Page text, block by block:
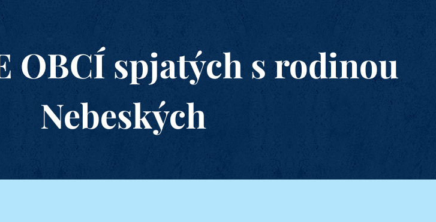
OBCÍ spjatých s rodinou
Nebeských